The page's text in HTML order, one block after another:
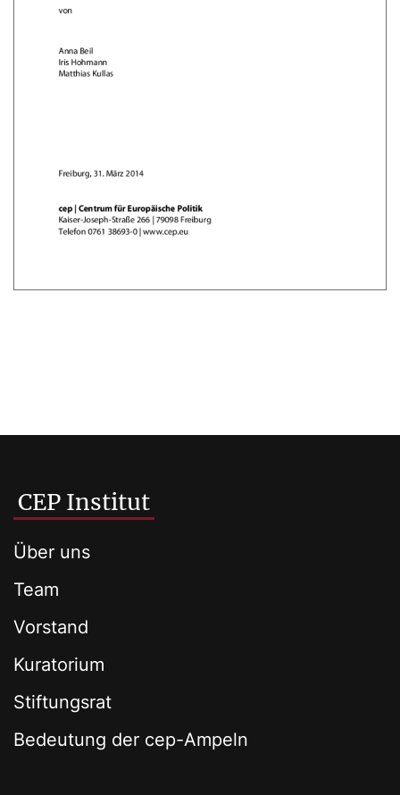
CEP Institut
Über uns
Team
Vorstand
Kuratorium
Stiftungsrat
Bedeutung der cep-Ampeln